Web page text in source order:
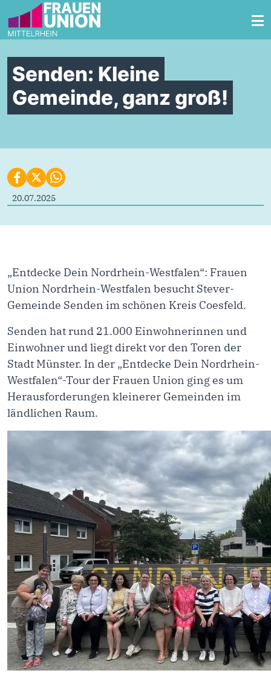
Zum Inhalt springen
Senden: Kleine
Gemeinde, ganz groß!
20.07.2025
„Entdecke Dein Nordrhein-Westfalen“: Frauen
Union Nordrhein-Westfalen besucht Stever-
Gemeinde Senden im schönen Kreis Coesfeld.
Senden hat rund 21.000 Einwohnerinnen und
Einwohner und liegt direkt vor den Toren der
Stadt Münster. In der „Entdecke Dein Nordrhein-
Westfalen“-Tour der Frauen Union ging es um
Herausforderungen kleinerer Gemeinden im
ländlichen Raum.